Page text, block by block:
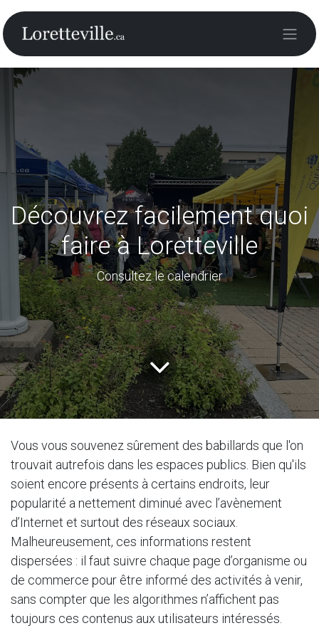
Découvrez facilement quoi
faire à Loretteville
Consultez le calendrier
Vous vous souvenez sûrement des babillards que l'on
trouvait autrefois dans les espaces publics. Bien qu'ils
soient encore présents à certains endroits, leur
popularité a nettement diminué avec l’avènement
d’Internet et surtout des réseaux sociaux.
Malheureusement, ces informations restent
dispersées : il faut suivre chaque page d’organisme ou
de commerce pour être informé des activités à venir,
sans compter que les algorithmes n’affichent pas
toujours ces contenus aux utilisateurs intéressés.